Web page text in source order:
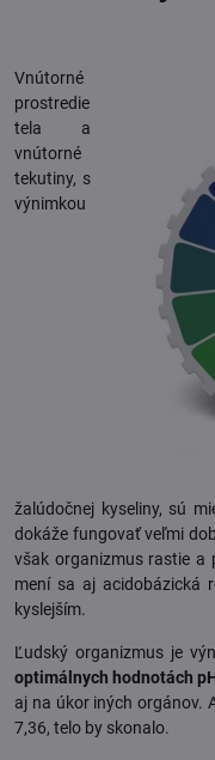
Vnútorné
prostredie
tela a
vnútorné
tekutiny, s
výnimkou
žalúdočnej kyseliny, sú
dokáže fungovať veľmi
však organizmus rastie a
mení sa aj acidobázická
kyslejším.
Ľudský organizmus je
optimálnych hodnotách
aj na úkor iných orgánov.
7,36, telo by skonalo.